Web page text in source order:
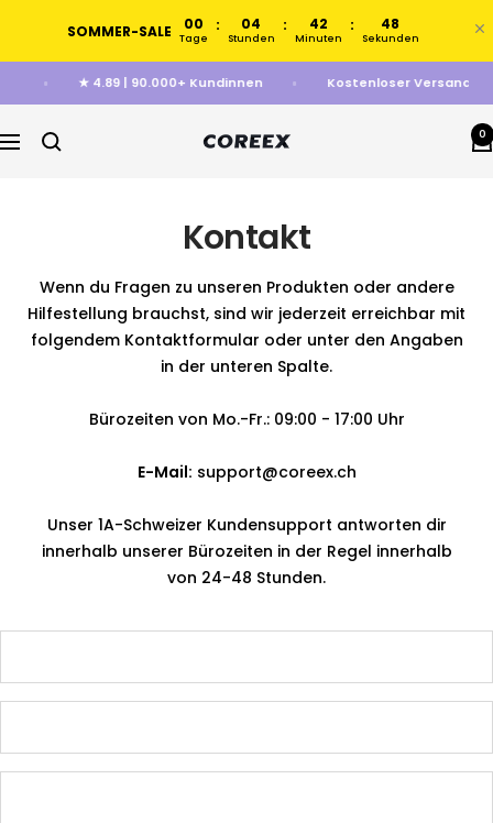
Inhalt
SOMMER-SALE 00
Tage
: 04
Stunden
: 42
Minuten
: 48
Sekunden
★ 4.89 | 90.000+ Kundinnen Kostenloser Versand
Navigation COREEX 0
Kontakt
Wenn du Fragen zu unseren Produkten oder andere
Hilfestellung brauchst, sind wir jederzeit erreichbar mit
folgendem Kontaktformular oder unter den Angaben
in der unteren Spalte.
Bürozeiten von Mo.-Fr.: 09:00 - 17:00 Uhr
E-Mail: support@coreex.ch
Unser 1A-Schweizer Kundensupport antworten dir
innerhalb unserer Bürozeiten in der Regel innerhalb
von 24-48 Stunden.